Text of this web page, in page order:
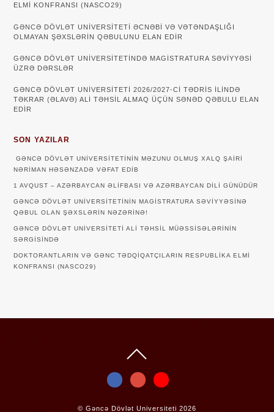
ELMİ KONFRANSI (NASCO29)
GƏNCƏ DÖVLƏT UNIVERSITETI ƏCNƏBI VƏ VƏTƏNDAŞLIĞI
OLMAYAN ŞƏXSLƏRIN QƏBULUNU ELAN EDIR
GƏNCƏ DÖVLƏT UNIVERSITETINDƏ MAGISTRATURA SƏVIYYƏSI
ÜZRƏ DƏRSLƏR
GƏNCƏ DÖVLƏT UNİVERSİTETİ 2026/2027-Cİ TƏDRİS İLİNDƏ
TƏKRAR (ƏLAVƏ) ALİ TƏHSİL ALMAQ ÜÇÜN SƏNƏD QƏBULU ELAN
EDİR
SON YAZILAR
GƏNCƏ DÖVLƏT UNIVERSITETININ MƏZUNU OLMUŞ XALQ ŞAIRI
NƏRIMAN HƏSƏNZADƏ VƏFAT EDIB
1 AVQUST – AZƏRBAYCAN ƏLIFBASI VƏ AZƏRBAYCAN DILI GÜNÜDÜR
GƏNCƏ DÖVLƏT UNIVERSITETININ MAGISTRATURA SƏVIYYƏSINƏ
QƏBUL OLAN ŞƏXSLƏRIN NƏZƏRINƏ!
GƏNCƏ DÖVLƏT UNIVERSITETI ALI TƏHSIL MÜƏSSISƏLƏRININ
SƏRGISINDƏ
DOKTORANTLARIN VƏ GƏNC TƏDQİQATÇILARIN RESPUBLİKA ELMİ
KONFRANSI (NASCO29)
©Gəncə Dövlət Universiteti2026